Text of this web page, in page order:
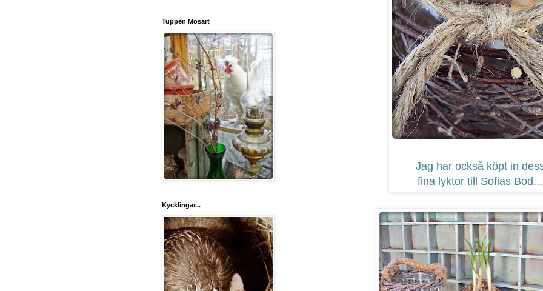
Jag har också köpt in
fina lyktor till Sofias
Tuppen Mosart
Kycklingar...